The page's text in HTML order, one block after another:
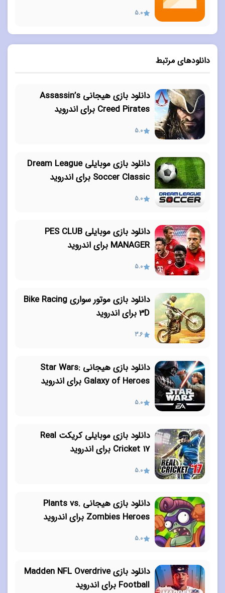
دانلودهای مرتبط
دانلود بازی هیجانی Assassin’s
Creed Pirates برای اندروید
5.0
دانلود بازی موبایلی Dream League
Soccer Classic برای اندروید
5.0
دانلود بازی موبایلی PES CLUB
MANAGER برای اندروید
5.0
دانلود بازی موتور سواری Bike Racing
3D برای اندروید
3.6
دانلود بازی هیجانی Star Wars:
Galaxy of Heroes برای اندروید
5.0
دانلود بازی موبایلی کریکت Real
Cricket 17 برای اندروید
5.0
دانلود بازی هیجانی Plants vs.
Zombies Heroes برای اندروید
5.0
دانلود بازی Madden NFL Overdrive
Football برای اندروید
5.0